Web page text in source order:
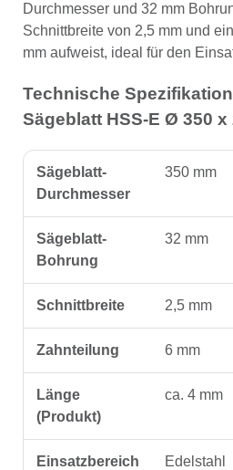
Durchmesser und 32 mm
Schnittbreite von 2,5 mm und
mm aufweist, ideal für den
Technische
Sägeblatt HSS-E Ø 350 x
Sägeblatt-
Durchmesser
350 mm
Sägeblatt-
Bohrung
32 mm
Schnittbreite 2,5 mm
Zahnteilung 6 mm
Länge
(Produkt)
ca. 4 mm
Einsatzbereich Edelstahl